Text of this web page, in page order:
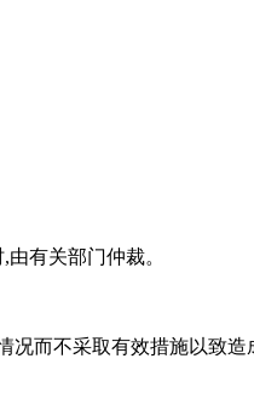
有关部门仲裁。
而不采取有效措施以致